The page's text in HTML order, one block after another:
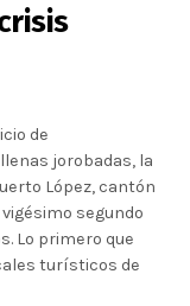
de
jorobadas, la
López, cantón
segundo
Lo primero que
turísticos de